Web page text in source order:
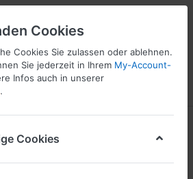
16
Cookies
Cookies Sie zulassen oder ablehnen.
Sie jederzeit in Ihrem My-Account-
Infos auch in unserer
.
Cookies